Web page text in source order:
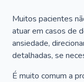
Muitos pacientes
atuar em casos de
ansiedade,
detalhadas, se
É muito comum a